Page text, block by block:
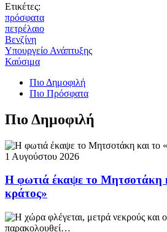
Ετικέτες:
πρόσφατα
πετρέλαιο
Βενζίνη
Υπουργείο Ανάπτυξης
Καύσιμα
Πιο Δημοφιλή
Πιο Πρόσφατα
Πιο Δημοφιλή
1 Αυγούστου 2026
Η φωτιά έκαψε το Μητσοτάκη
κράτος»